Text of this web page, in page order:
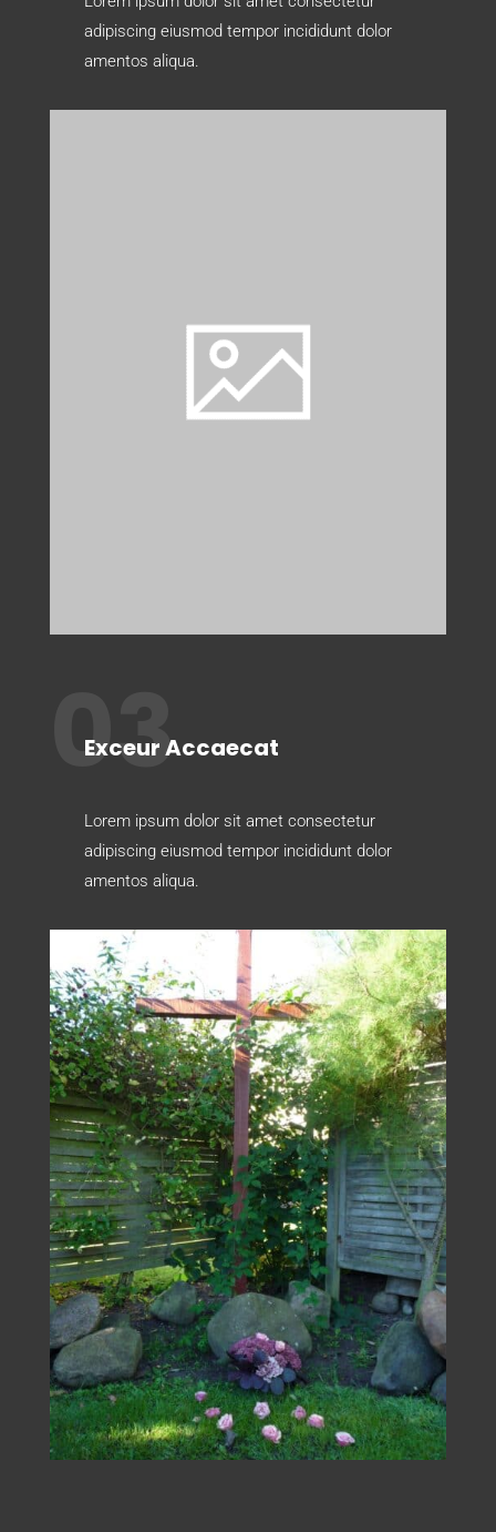
adipiscing eiusmod tempor incididunt dolor
amentos aliqua.
03
Exceur Accaecat
Lorem ipsum dolor sit amet consectetur
adipiscing eiusmod tempor incididunt dolor
amentos aliqua.